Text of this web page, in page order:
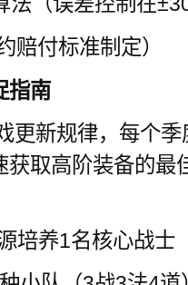
赔付标准制定）
指南
更新规律，每个
获取高阶装备的最
培养1名核心战士